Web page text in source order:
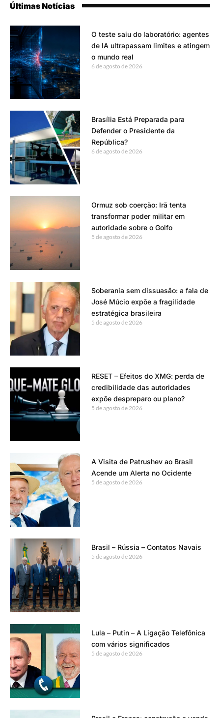
Últimas Notícias
O teste saiu do laboratório: agentes
de IA ultrapassam limites e atingem
o mundo real
6 de agosto de 2026
Brasília Está Preparada para
Defender o Presidente da
República?
6 de agosto de 2026
Ormuz sob coerção: Irã tenta
transformar poder militar em
autoridade sobre o Golfo
5 de agosto de 2026
Soberania sem dissuasão: a fala de
José Múcio expõe a fragilidade
estratégica brasileira
5 de agosto de 2026
RESET – Efeitos do XMG: perda de
credibilidade das autoridades
expõe despreparo ou plano?
5 de agosto de 2026
A Visita de Patrushev ao Brasil
Acende um Alerta no Ocidente
5 de agosto de 2026
Brasil – Rússia – Contatos Navais
5 de agosto de 2026
Lula – Putin – A Ligação Telefônica
com vários significados
5 de agosto de 2026